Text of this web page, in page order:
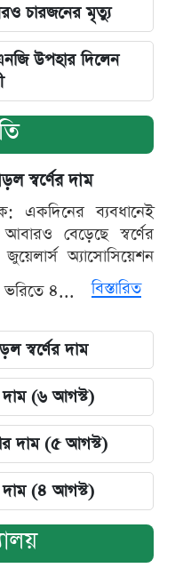
চারজনের মৃত্যু
উপহার দিলেন
স্বর্ণের দাম
একদিনের ব্যবধানেই
বেড়েছে স্বর্ণের
অ্যাসোসিয়েশন
ভরিতে ৪...
বিস্তারিত
স্বর্ণের দাম
দাম (৬ আগস্ট)
দাম (৫ আগস্ট)
দাম (৪ আগস্ট)